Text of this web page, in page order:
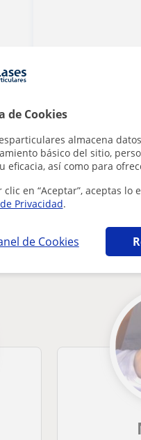
de Cookies
almacena
básico del sitio,
eficacia, así como para
clic en “Aceptar”, aceptas lo
Privacidad.
de Cookies
¿Hay algún error
Castellana y